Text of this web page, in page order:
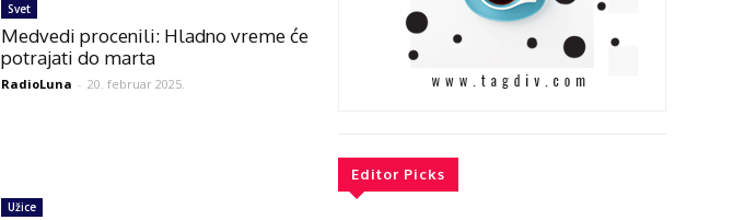
Svet
Medvedi procenili: Hladno vreme će
potrajati do marta
RadioLuna - 20. februar 2025.
Užice
Editor Picks